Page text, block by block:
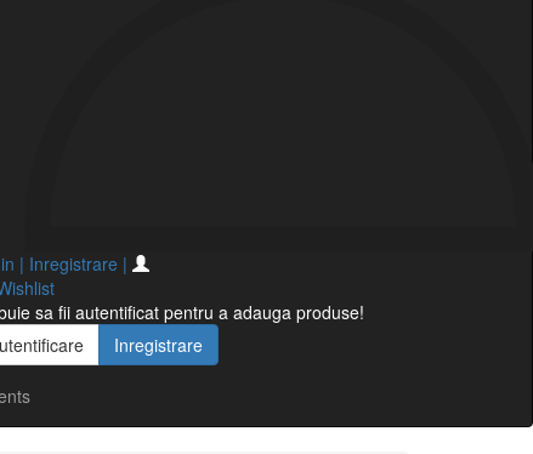
| Inregistrare |
sa fii autentificat pentru a adauga produse!
Inregistrare